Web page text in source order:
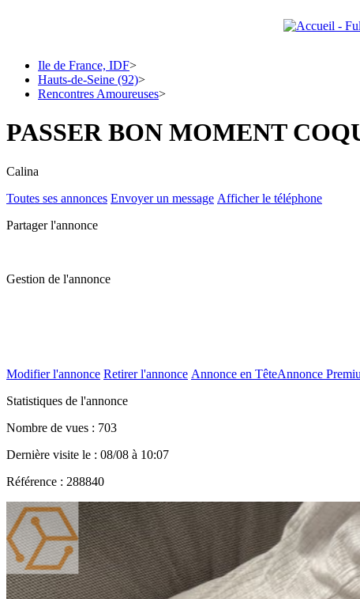
Ile de France, IDF>
Hauts-de-Seine (92)>
Rencontres Amoureuses>
PASSER BON MOMENT
Calina
Toutes ses annonces Envoyer un message Afficher le téléphone
Partager l'annonce
Gestion de l'annonce
Modifier l'annonce Retirer l'annonce Annonce en TêteAnnonce
Statistiques de l'annonce
Nombre de vues : 703
Dernière visite le : 08/08 à 10:07
Référence : 288840